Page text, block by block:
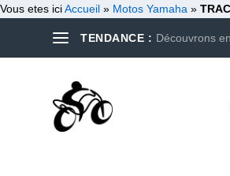
Vous etes iciAccueil » Motos Yamaha »
TENDANCE : Découvrons